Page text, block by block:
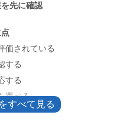
先に確認
価されている
する
する
選べる